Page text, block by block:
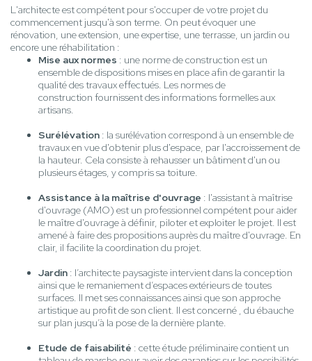
L'architecte est compétent pour s'occuper de votre projet du
commencement jusqu'à son terme. On peut évoquer une
rénovation, une extension, une expertise, une terrasse, un jardin ou
encore une réhabilitation :
Mise aux normes : une norme de construction est un
ensemble de dispositions mises en place afin de garantir la
qualité des travaux effectués. Les normes de
construction fournissent des informations formelles aux
artisans.
Surélévation : la surélévation correspond à un ensemble de
travaux en vue d'obtenir plus d'espace, par l'accroissement de
la hauteur. Cela consiste à rehausser un bâtiment d'un ou
plusieurs étages, y compris sa toiture.
Assistance à la maîtrise d'ouvrage : l'assistant à maîtrise
d'ouvrage (AMO) est un professionnel compétent pour aider
le maître d'ouvrage à définir, piloter et exploiter le projet. Il est
amené à faire des propositions auprès du maître d'ouvrage. En
clair, il facilite la coordination du projet.
Jardin : l’architecte paysagiste intervient dans la conception
ainsi que le remaniement d’espaces extérieurs de toutes
surfaces. Il met ses connaissances ainsi que son approche
artistique au profit de son client. Il est concerné , du ébauche
sur plan jusqu’à la pose de la dernière plante.
Etude de faisabilité : cette étude préliminaire contient un